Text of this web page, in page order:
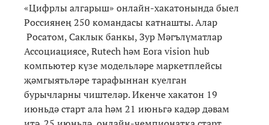
«Цифрлы алгарыш» онлайн-хакатонында быел
Россиянең 250 командасы катнашты. Алар
Росатом, Саклык банкы, Зур Мәгълүматлар
Ассоциациясе, Rutech һәм Eora vision hub
компьютер күзе модельләре маркетплейсы
җәмгыятьләре тарафыннан куелган
бурычларны чиштеләр. Икенче хакатон 19
июньдә старт ала һәм 21 июньгә кадәр дәвам